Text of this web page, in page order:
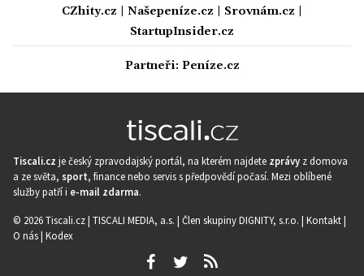
CZhity.cz
Našepeníze.cz Srovnám.cz
StartupInsider.cz
Partneři: Peníze.cz
Tiscali.cz je český zpravodajský portál, na kterém najdete zprávy z domova
a ze světa, sport, finance nebo servis s předpovědí počasí. Mezi oblíbené
služby patří i e-mail zdarma.
© 2026 Tiscali.cz | TISCALI MEDIA, a.s. | Člen skupiny DIGNITY, s.r.o. | Kontakt|
O nás| Kodex